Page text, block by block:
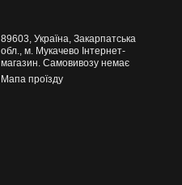
89603, Україна, Закарпатська
обл., м. Мукачево Інтернет-
магазин. Самовивозу немає
Мапа проїзду